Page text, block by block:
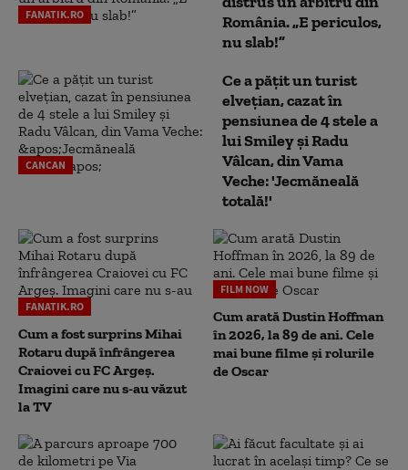
FANATIK.RO
România. „E periculos,
nu slab!”
CANCAN
Ce a pățit un turist
elvețian, cazat în
pensiunea de 4 stele a
lui Smiley și Radu
Vâlcan, din Vama
Veche: 'Jecmăneală
totală!'
FANATIK.RO
Cum a fost surprins Mihai
Rotaru după înfrângerea
Craiovei cu FC Argeș.
Imagini care nu s-au văzut
la TV
FILM NOW
Cum arată Dustin Hoffman
în 2026, la 89 de ani. Cele
mai bune filme și rolurile
de Oscar